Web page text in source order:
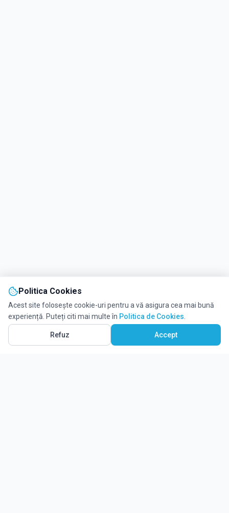
Politica Cookies
Acest site folosește cookie-uri pentru a vă asigura cea mai bună
experiență. Puteți citi mai multe în Politica de Cookies
Refuz Accept